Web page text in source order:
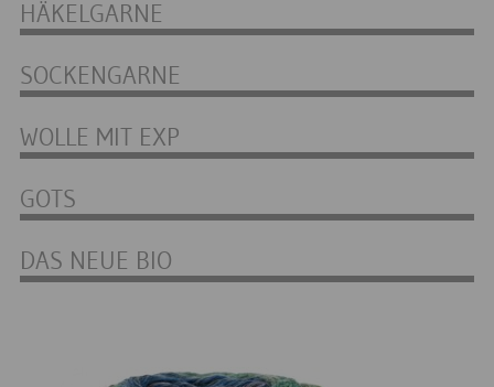
HÄKELGARNE
SOCKENGARNE
WOLLE MIT EXP
GOTS
DAS NEUE BIO